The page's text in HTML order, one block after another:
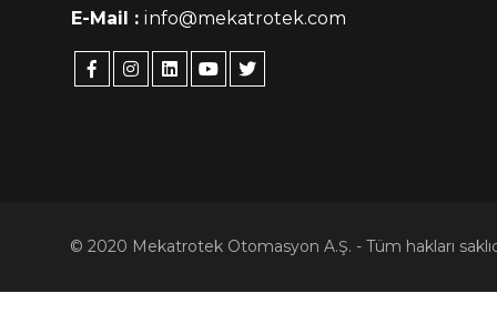
E-Mail : info@mekatrotek.com
© 2020 Mekatrotek Otomasyon A.Ş. - Tüm hakları